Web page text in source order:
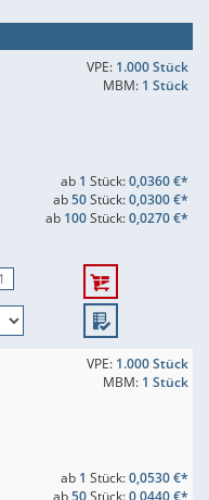
VPE: 1.000 Stück
MBM: 1 Stück
ab 1 Stück:0,0360 €*
ab50Stück:0,0300 €*
ab 100Stück:0,0270 €*
VPE: 1.000 Stück
MBM: 1 Stück
ab 1 Stück:0,0530 €*
ab50Stück:0,0440 €*